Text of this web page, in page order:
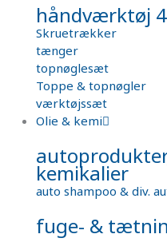
håndværktøj 4
Skruetrækker
tænger
topnøglesæt
Toppe & topnøgler
værktøjssæt
Olie & kemi
kemikalier
auto shampoo & div.
fuge- &